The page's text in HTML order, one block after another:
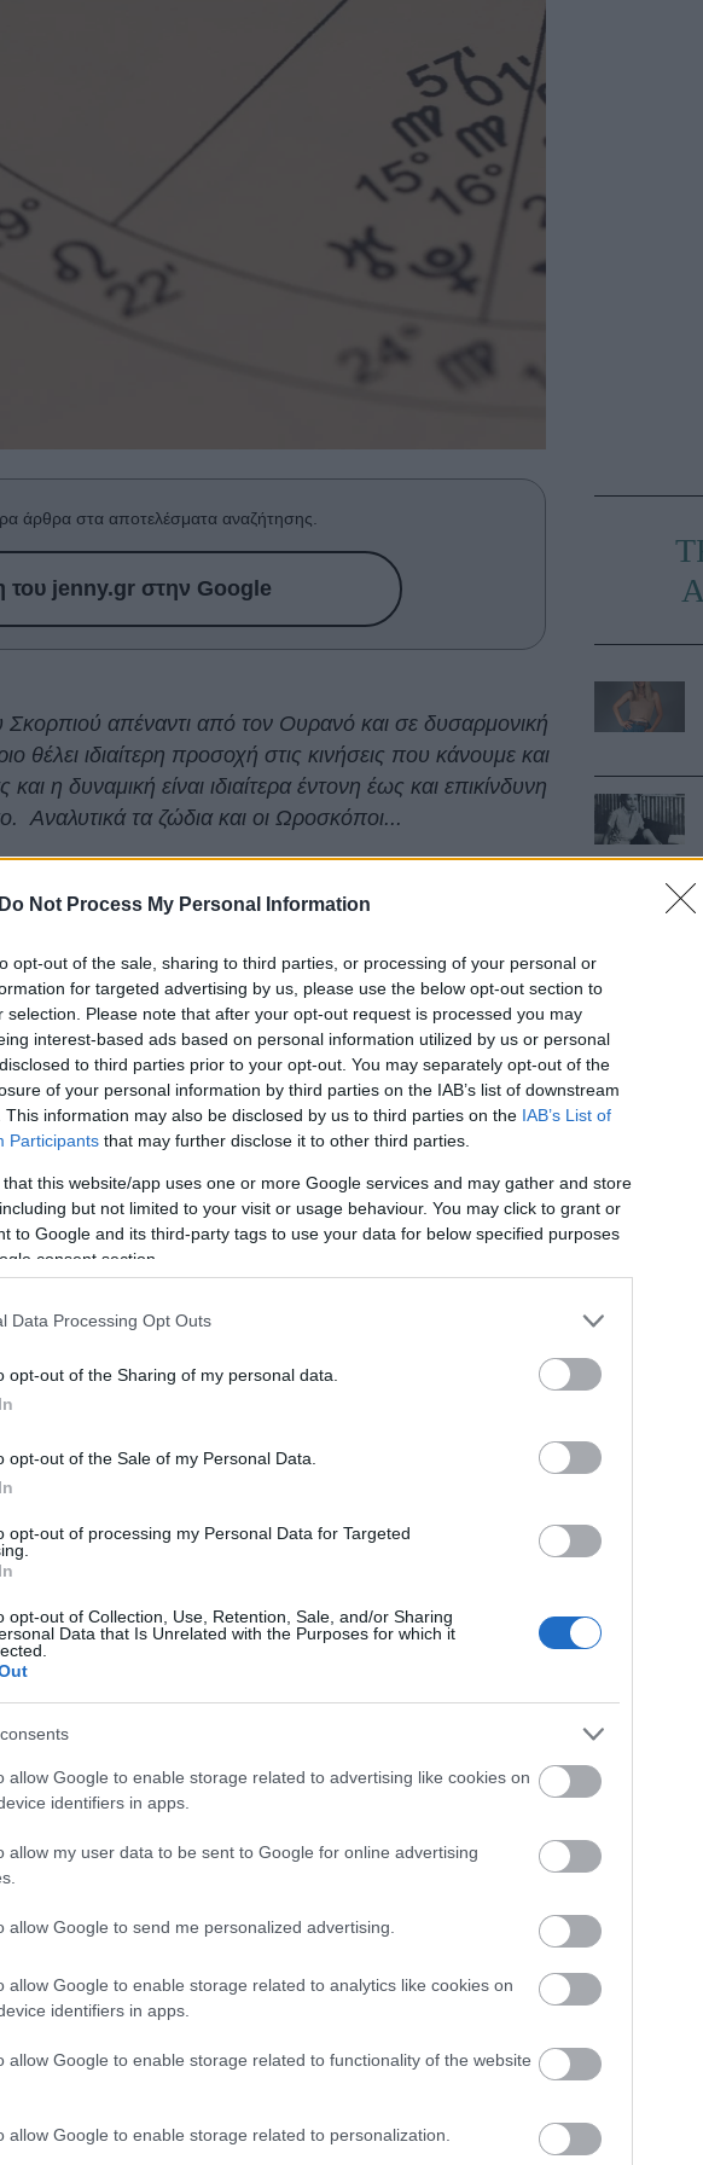
Do Not Process My Personal Information
opt-out of the sale, sharing to third parties, or processing of your personal or
for targeted advertising by us, please use the below opt-out section to
selection. Please note that after your opt-out request is processed you may
interest-based ads based on personal information utilized by us or personal
to third parties prior to your opt-out. You may separately opt-out of the
of your personal information by third parties on the IAB’s list of downstream
This information may also be disclosed by us to third parties on the IAB’s List of
Participants that may further disclose it to other third parties.
that this website/app uses one or more Google services and may gather and store
but not limited to your visit or usage behaviour. You may click to grant or
to Google and its third-party tags to use your data for below specified purposes
consent section.
Data Processing Opt Outs
opt-out of the Sharing of my personal data.
opt-out of the Sale of my Personal Data.
opt-out of processing my Personal Data for Targeted
opt-out of Collection, Use, Retention, Sale, and/or Sharing
Data that Is Unrelated with the Purposes for which it
allow Google to enable storage related to advertising like cookies on
identifiers in apps.
allow my user data to be sent to Google for online advertising
allow Google to send me personalized advertising.
allow Google to enable storage related to analytics like cookies on
identifiers in apps.
allow Google to enable storage related to functionality of the website
allow Google to enable storage related to personalization.
άρθρα στα αποτελέσματα αναζήτησης.
του jenny.gr στην Google
Σκορπιού απέναντι από τον Ουρανό και σε δυσαρμονική
θέλει ιδιαίτερη προσοχή στις κινήσεις που κάνουμε και
η δυναμική είναι ιδιαίτερα έντονη έως και επικίνδυνη
Αναλυτικά τα ζώδια και οι Ωροσκόποι...
συγγενείς, επαγγελματικά και οικονομικά
των πλανητικών ενεργειών σήμερα και αύριο
σημασία σε ότι κάνετε αλλά και ότι λέτε. Διαβάστε
εσείς δεν θα πρέπει να βιαστείτε να προβείτε σε
της Σελήνη στο ζώδιο του Σκορπιού να είναι ευνοϊκή
αύριο καλό θα είναι να είστε προσεκτική/ός στα
συνέχειαεδώ